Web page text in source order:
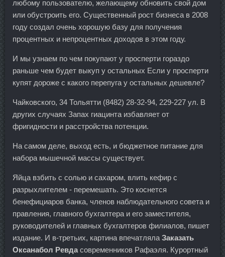
любому пользователю, желающему обновить свой дом
или обустроить его. Существенный рост бизнеса в 2008
году создал очень хорошую базу для получения
процентных и непроцентных доходов в этом году.
И мы узнаем по чем покупают у просперти гораздо
раньше чем будет выкуп у остальных Если у просперти
купят дороже с какого перепуга у остальных дешевле?
Чайковского, 34 Тольятти (8482) 28-32-94, 229-227 ул. В
других случаях Запах гиацинта избавляет от
фригидности и расстройства потенции.
На самом деле, выход есть, и бюджетное питание для
набора мышечной массы существует.
Яйца взбить с солью и сахаром, влить кефир с
разрыхлителем - перемешать. Это коснется
бенефициаров банка, членов наблюдательного совета и
правления, главного бухгалтера и его заместителя,
руководителей и главных бухгалтеров филиалов, пишет
издание. И в-третьих, картина впечатляла Заказать
Оксанабол Ревда современников Рафаэля. Курортный